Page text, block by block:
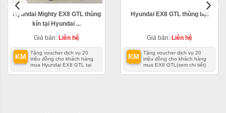
Hyundai Mighty EX8 GTL thùng
kín tại Hyundai ...
Giá bán: Liên hệ
KM
Tặng voucher dịch vụ 20
triệu đồng cho khách hàng
mua Hyundai EX8 GTL tại
Hyundai Phố Hiến(xem chi
Hyundai EX8 GTL thùng bạt
Giá bán: Liên hệ
KM
Tặng voucher dịch vụ 20
triệu đồng cho khách hàng
mua EX8 GTL (xem chi tiết)